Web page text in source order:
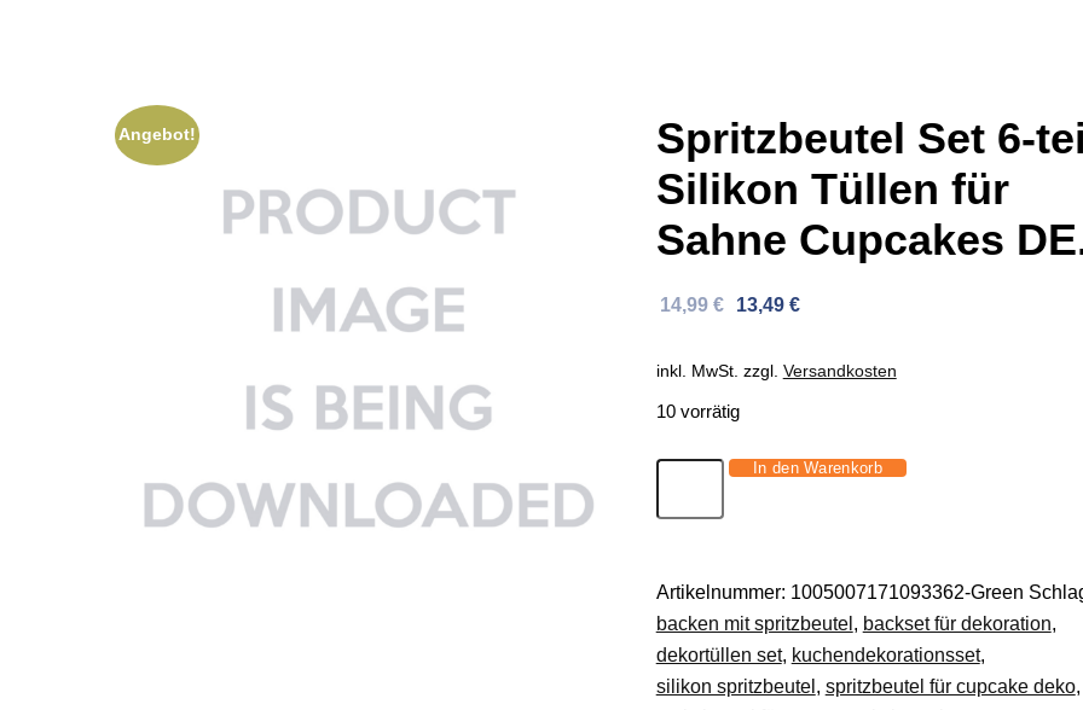
Angebot!
Spritzbeutel Set 6-
Silikon Tüllen für
Sahne Cupcakes
Ursprünglicher
war:
14,99 €
Aktueller
ist:
13,49 €
inkl. MwSt. zzgl. Versandkosten
10 vorrätig
Spritzbeutel
Silikon
Tüllen
für
Sahne
In den Warenkorb
Artikelnummer: 1005007171093362-Green
backen mit spritzbeutel , backset für dekoration,
dekortüllen set, kuchendekorationsset,
silikon spritzbeutel , spritzbeutel für cupcake deko,